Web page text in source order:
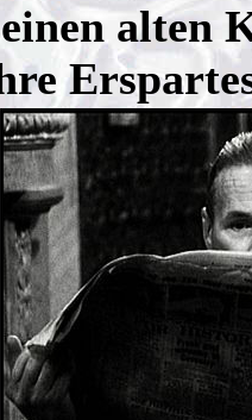
alten